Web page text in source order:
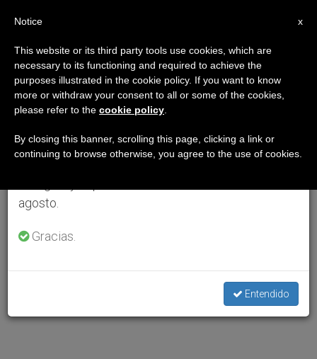
×
Aviso importante
Del 27 de julio al 7 de agosto haremos la pausa
anual, aprovechando que en el periodo de verano
se generan menos informaciones y también el
agosto.
Gracias.
Entendido
x
Notice
This website or its third party tools use cookies, which are
necessary to its functioning and required to achieve the
purposes illustrated in the cookie policy. If you want to know
more or withdraw your consent to all or some of the cookies,
please refer to the cookie policy
By closing this banner, scrolling this page, clicking a link or
continuing to browse otherwise, you agree to the use of cookies.